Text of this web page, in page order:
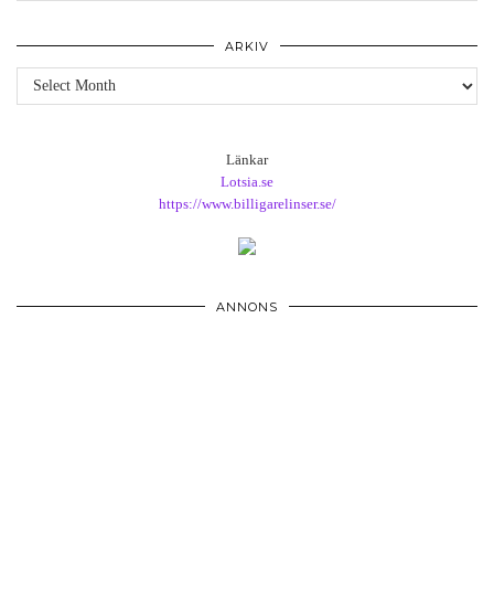
ARKIV
Arkiv
Länkar
Lotsia.se
https://www.billigarelinser.se/
ANNONS